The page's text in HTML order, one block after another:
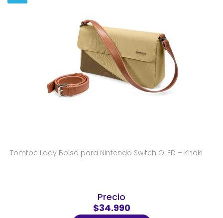
Tomtoc Lady Bolso para Nintendo Switch OLED – Khaki
Precio
$34.990